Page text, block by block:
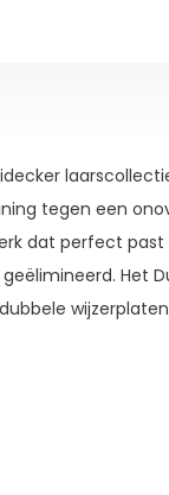
tegen een
dat perfect past
Het
lichtgewicht